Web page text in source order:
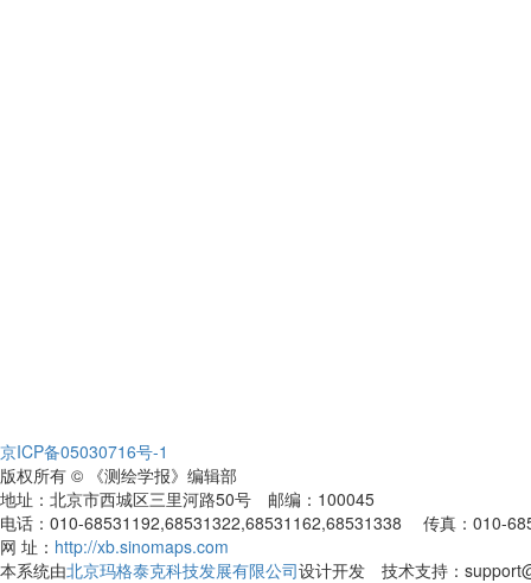
京ICP备05030716号-1
版权所有 © 《测绘学报》编辑部
地址：北京市西城区三里河路50号 邮编：100045
电话：010-68531192,68531322,68531162,68531338 传真：010-
网 址： http://xb.sinomaps.com
本系统由北京玛格泰克科技发展有限公司设计开发 技术支持：